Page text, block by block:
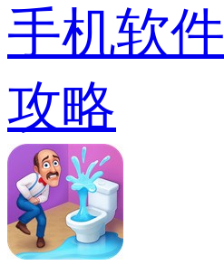
手机软件
攻略